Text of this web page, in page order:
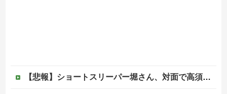
【悲報】ショートスリーパー堀さん、対面で高須幹弥にブチギレるｗｗｗｗ